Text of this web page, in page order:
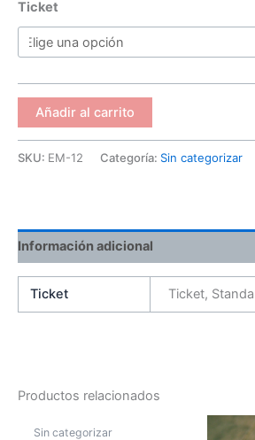
Ticket
II
cantidad
Añadir al carrito
SKU: EM-12 Categoría: Sin categorizar
Información adicional
Ticket Ticket,
Productos relacionados
Sin categorizar